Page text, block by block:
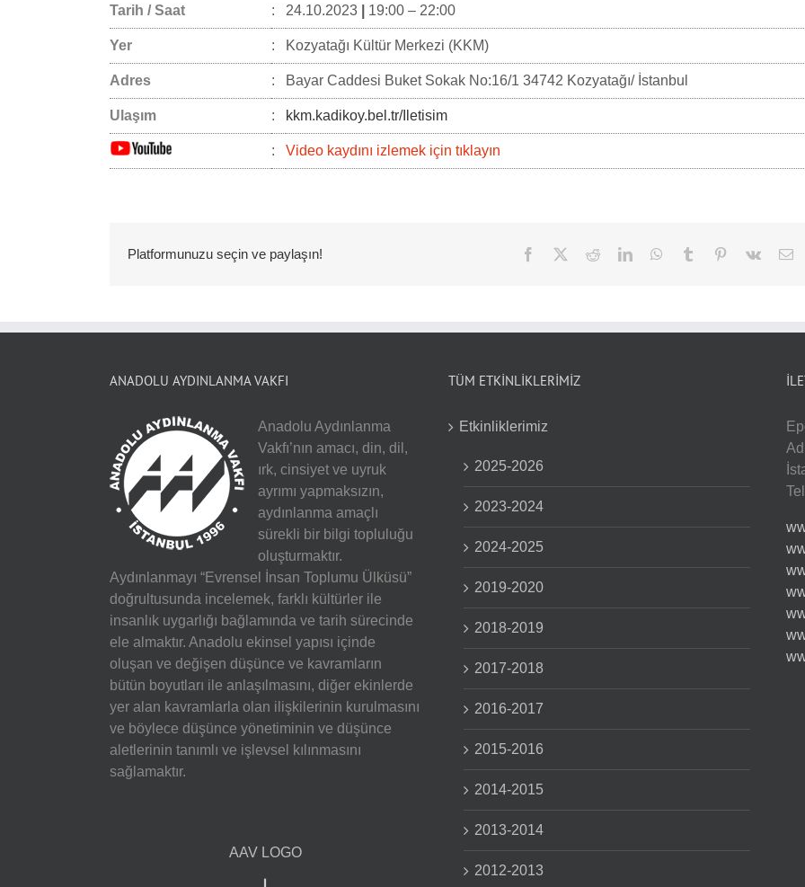
Tarih / Saat : 24.10.2023 19:00 – 22:00
Yer : Kozyatağı Kültür Merkezi (KKM)
Adres : Bayar Caddesi Buket Sokak No:16/1 34742 Kozyatağı/ İstanbul
Ulaşım : kkm.kadikoy.bel.tr/Iletisim
: Video kaydını izlemek için tıklayın
Platformunuzu seçin ve paylaşın! Facebook
TwitterRedditLinkedInWhatsApp
Tumblr Pinterest
Vk
E-
ANADOLU AYDINLANMA VAKFI
Anadolu Aydınlanma
Vakfı’nın amacı, din, dil,
ırk, cinsiyet ve uyruk
ayrımı yapmaksızın,
aydınlanma amaçlı
sürekli bir bilgi topluluğu
oluşturmaktır.
Aydınlanmayı “Evrensel İnsan Toplumu Ülküsü”
doğrultusunda incelemek, farklı kültürler ile
insanlık uygarlığı bağlamında ve tarih sürecinde
ele almaktır. Anadolu ekinsel yapısı içinde
oluşan ve değişen düşünce ve kavramların
bütün boyutları ile anlaşılmasını, diğer ekinlerde
yer alan kavramlarla olan ilişkilerinin kurulmasını
ve böylece düşünce yönetiminin ve düşünce
aletlerinin tanımlı ve işlevsel kılınmasını
sağlamaktır.
AAV LOGO
TÜM ETKİNLİKLERİMİZ
Etkinliklerimiz
2025-2026
2023-2024
2024-2025
2019-2020
2018-2019
2017-2018
2016-2017
2015-2016
2014-2015
2013-2014
2012-2013